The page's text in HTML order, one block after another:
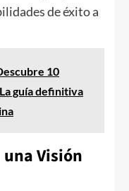
de éxito a
10
guía definitiva
Visión